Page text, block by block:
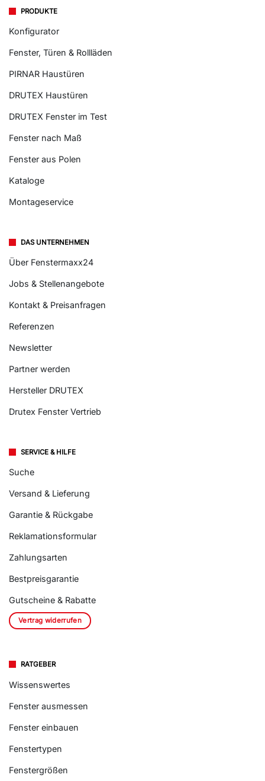
PRODUKTE
Konfigurator
Fenster, Türen & Rollläden
PIRNAR Haustüren
DRUTEX Haustüren
DRUTEX Fenster im Test
Fenster nach Maß
Fenster aus Polen
Kataloge
Montageservice
DAS UNTERNEHMEN
Über Fenstermaxx24
Jobs & Stellenangebote
Kontakt & Preisanfragen
Referenzen
Newsletter
Partner werden
Hersteller DRUTEX
Drutex Fenster Vertrieb
SERVICE & HILFE
Suche
Versand & Lieferung
Garantie & Rückgabe
Reklamationsformular
Zahlungsarten
Bestpreisgarantie
Gutscheine & Rabatte
Vertrag widerrufen
RATGEBER
Wissenswertes
Fenster ausmessen
Fenster einbauen
Fenstertypen
Fenstergrößen